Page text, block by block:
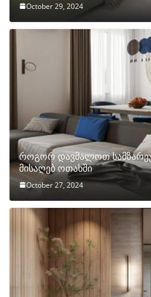
October 29, 2024
როგორ დავმალოთ
მისაღებ ოთახში
October 27, 2024